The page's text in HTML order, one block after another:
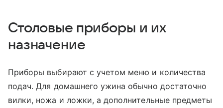
Столовые приборы и их
назначение
Приборы выбирают с учетом меню и количества
подач. Для домашнего ужина обычно достаточно
вилки, ножа и ложки, а дополнительные предметы